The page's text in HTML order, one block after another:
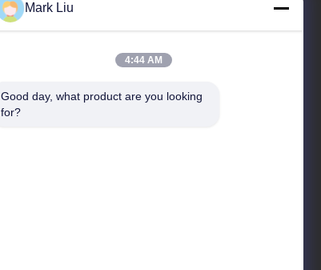
Mark Liu
4:44 AM
Good day, what product are you looking
for?